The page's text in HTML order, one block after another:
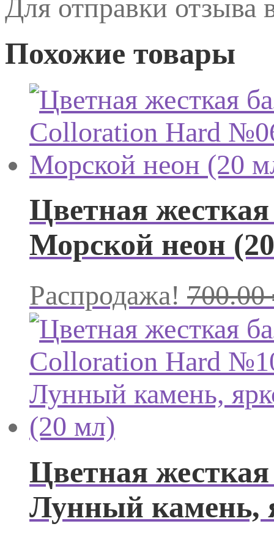
Для отправки отзыва
Похожие товары
Цветная
Морской неон
Распродажа! 700.00
Цветная
Лунный камень,